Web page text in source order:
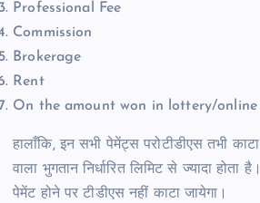
Professional Fee
Commission
Brokerage
Rent
On the amount won in lottery/online
हालाँकि, इन सभी पेमेंट्स परोटीडीएस तभी
वाला भुगतान निर्धारित लिमिट से ज्यादा होता
पेमेंट होने पर टीडीएस नहीं काटा जायेगा।